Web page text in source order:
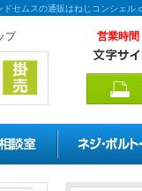
ドセムスの通販はねじコンシェル
プ 営業時